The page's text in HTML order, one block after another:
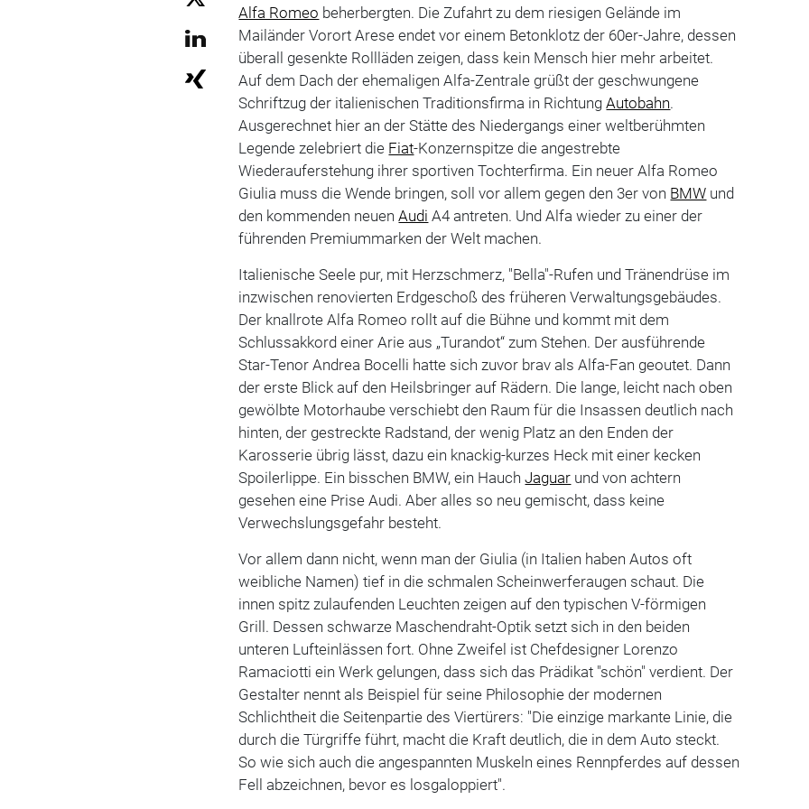
Alfa Romeo beherbergten. Die Zufahrt zu dem riesigen Gelände im
Mailänder Vorort Arese endet vor einem Betonklotz der 60er-Jahre, dessen
überall gesenkte Rollläden zeigen, dass kein Mensch hier mehr arbeitet.
Auf dem Dach der ehemaligen Alfa-Zentrale grüßt der geschwungene
Schriftzug der italienischen Traditionsfirma in RichtungAutobahn.
Ausgerechnet hier an der Stätte des Niedergangs einer weltberühmten
Legende zelebriert die Fiat-Konzernspitze die angestrebte
Wiederauferstehung ihrer sportiven Tochterfirma. Ein neuer Alfa Romeo
Giulia muss die Wende bringen, soll vor allem gegen den 3er von BMW und
den kommenden neuenAudi A4 antreten. Und Alfa wieder zu einer der
führenden Premiummarken der Welt machen.
Italienische Seele pur, mit Herzschmerz, "Bella"-Rufen und Tränendrüse im
inzwischen renovierten Erdgeschoß des früheren Verwaltungsgebäudes.
Der knallrote Alfa Romeo rollt auf die Bühne und kommt mit dem
Schlussakkord einer Arie aus „Turandot“ zum Stehen. Der ausführende
Star-Tenor Andrea Bocelli hatte sich zuvor brav als Alfa-Fan geoutet. Dann
der erste Blick auf den Heilsbringer auf Rädern. Die lange, leicht nach oben
gewölbte Motorhaube verschiebt den Raum für die Insassen deutlich nach
hinten, der gestreckte Radstand, der wenig Platz an den Enden der
Karosserie übrig lässt, dazu ein knackig-kurzes Heck mit einer kecken
Spoilerlippe. Ein bisschen BMW, ein HauchJaguar und von achtern
gesehen eine Prise Audi. Aber alles so neu gemischt, dass keine
Verwechslungsgefahr besteht.
Vor allem dann nicht, wenn man der Giulia (in Italien haben Autos oft
weibliche Namen) tief in die schmalen Scheinwerferaugen schaut. Die
innen spitz zulaufenden Leuchten zeigen auf den typischen V-förmigen
Grill. Dessen schwarze Maschendraht-Optik setzt sich in den beiden
unteren Lufteinlässen fort. Ohne Zweifel ist Chefdesigner Lorenzo
Ramaciotti ein Werk gelungen, dass sich das Prädikat "schön" verdient. Der
Gestalter nennt als Beispiel für seine Philosophie der modernen
Schlichtheit die Seitenpartie des Viertürers: "Die einzige markante Linie, die
durch die Türgriffe führt, macht die Kraft deutlich, die in dem Auto steckt.
So wie sich auch die angespannten Muskeln eines Rennpferdes auf dessen
Fell abzeichnen, bevor es losgaloppiert".